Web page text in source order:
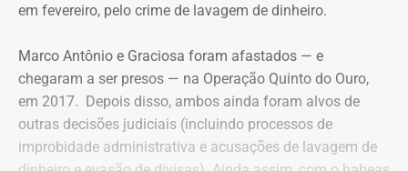
em fevereiro, pelo crime de lavagem de dinheiro.
Marco Antônio e Graciosa foram afastados — e
chegaram a ser presos — na Operação Quinto do Ouro,
em 2017. Depois disso, ambos ainda foram alvos de
outras decisões judiciais (incluindo processos de
improbidade administrativa e acusações de lavagem de